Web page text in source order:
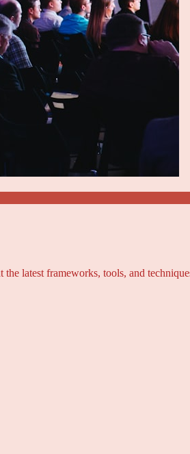
latest frameworks, tools, and